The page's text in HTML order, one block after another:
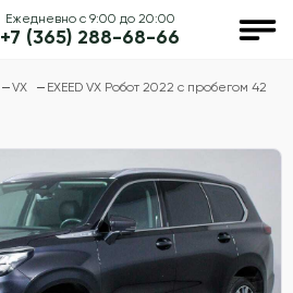
Ежедневно с 9:00 до 20:00
+7 (365) 288-68-66
VX
EXEED VX Робот 2022 с пробегом 42